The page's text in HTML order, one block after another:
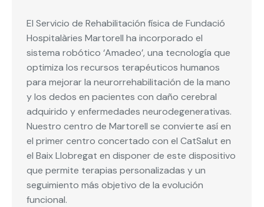
El Servicio de Rehabilitación física de Fundació
Hospitalàries Martorell ha incorporado el
sistema robótico ‘Amadeo’, una tecnología que
optimiza los recursos terapéuticos humanos
para mejorar la neurorrehabilitación de la mano
y los dedos en pacientes con daño cerebral
adquirido y enfermedades neurodegenerativas.
Nuestro centro de Martorell se convierte así en
el primer centro concertado con el CatSalut en
el Baix Llobregat en disponer de este dispositivo
que permite terapias personalizadas y un
seguimiento más objetivo de la evolución
funcional.